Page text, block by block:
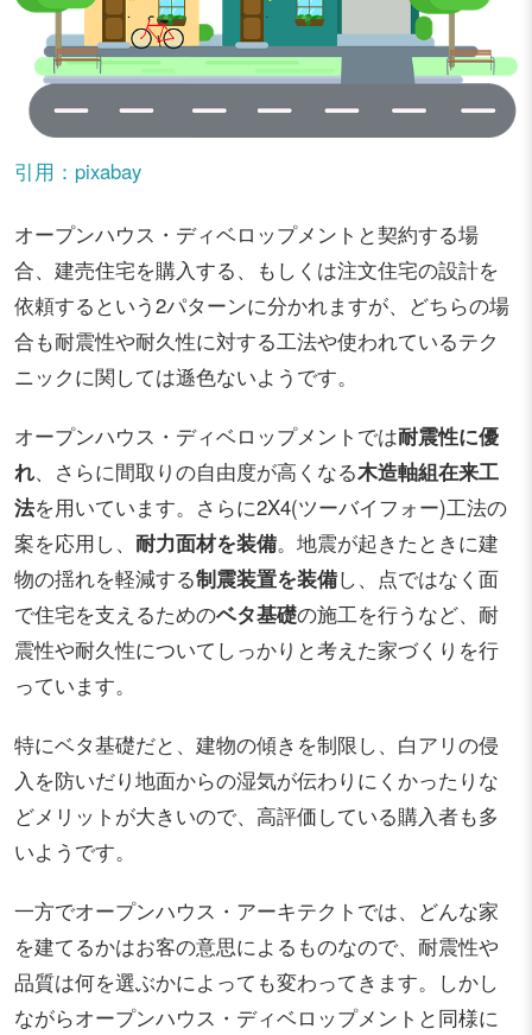
引用：pixabay
オープンハウス・ディベロップメントと契約する場
合、建売住宅を購入する、もしくは注文住宅の設計を
依頼するという2パターンに分かれますが、どちらの場
合も耐震性や耐久性に対する工法や使われているテク
ニックに関しては遜色ないようです。
オープンハウス・ディベロップメントでは耐震性に優
れ、さらに間取りの自由度が高くなる木造軸組在来工
法を用いています。さらに2X4(ツーバイフォー)工法の
案を応用し、 耐力面材を装備。地震が起きたときに建
物の揺れを軽減する制震装置を装備し、点ではなく面
で住宅を支えるためのベタ基礎の施工を行うなど、耐
震性や耐久性についてしっかりと考えた家づくりを行
っています。
特にベタ基礎だと、建物の傾きを制限し、白アリの侵
入を防いだり地面からの湿気が伝わりにくかったりな
どメリットが大きいので、高評価している購入者も多
いようです。
一方でオープンハウス・アーキテクトでは、どんな家
を建てるかはお客の意思によるものなので、耐震性や
品質は何を選ぶかによっても変わってきます。しかし
ながらオープンハウス・ディベロップメントと同様に